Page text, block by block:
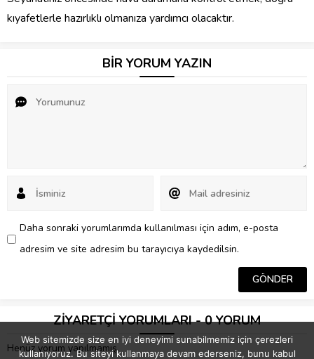
kıyafetlerle hazırlıklı olmanıza yardımcı olacaktır.
BİR YORUM YAZIN
Daha sonraki yorumlarımda kullanılması için adım, e-posta
adresim ve site adresim bu tarayıcıya kaydedilsin.
ZİYARETÇİ YORUMLARI - 0 YORUM
Henüz yorum yapılmamış.
Web sitemizde size en iyi deneyimi sunabilmemiz için çerezleri
kullanıyoruz. Bu siteyi kullanmaya devam ederseniz, bunu kabul